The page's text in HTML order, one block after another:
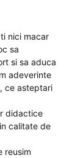
nici macar
sa
si sa aduca
adeverinte
ce asteptari
didactice
calitate de
reusim